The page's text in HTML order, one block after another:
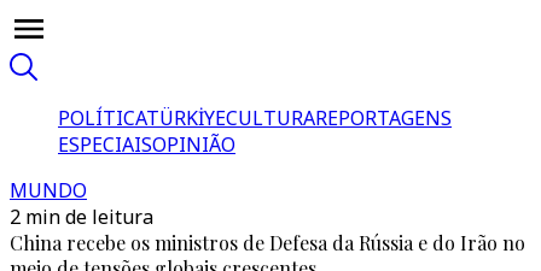
POLÍTICATÜRKİYECULTURAREPORTAGENS
ESPECIAISOPINIÃO
MUNDO
2 min de leitura
China recebe os ministros de Defesa da Rússia e do Irão no